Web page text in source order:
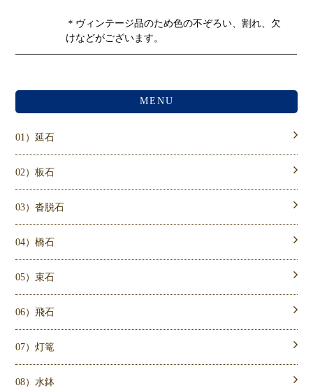
＊ヴィンテージ品のため色の不ぞろい、割れ、欠
けなどがございます。
MENU
01）延石
02）板石
03）沓脱石
04）橋石
05）束石
06）飛石
07）灯篭
08）水鉢